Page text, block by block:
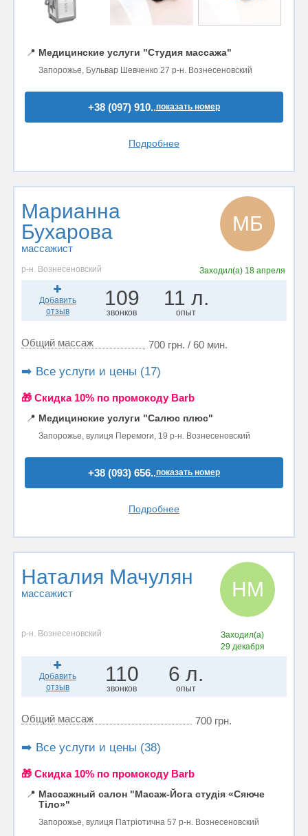
📍 Медицинские услуги "Студия массажа"
Запорожье, Бульвар Шевченко 27 р-н. Вознесеновский
+38 (097) 910..показать номер
Подробнее
Марианна
Бухарова
массажист
МБ
р-н. Вознесеновский Заходил(а) 18 апреля
Добавить
отзыв
109
звонков
11 л.
опыт
Общий массаж 700 грн. / 60 мин.
➡️ Все услуги и цены (17)
🎁 Cкидка 10% по промокоду Barb
📍 Медицинские услуги "Салюс плюс"
Запорожье, вулиця Перемоги, 19 р-н. Вознесеновский
+38 (093) 656..показать номер
Подробнее
Наталия Мачулян
массажист НМ
р-н. Вознесеновский
Заходил(а)
29 декабря
Добавить
отзыв
110
звонков
6 л.
опыт
Общий массаж 700 грн.
➡️ Все услуги и цены (38)
🎁 Cкидка 10% по промокоду Barb
📍 Массажный салон "Масаж-Йога студія «Сяюче
Тіло»"
Запорожье, вулиця Патріотична 57 р-н. Вознесеновский